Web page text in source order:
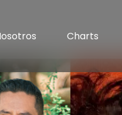
Charts